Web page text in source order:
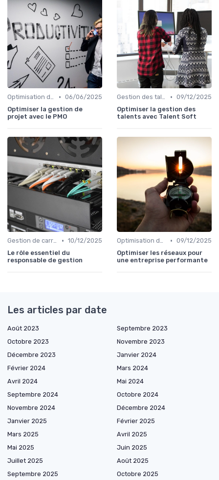
Optimisation des infrastructures IT • 06/06/2025
Optimiser la gestion de
projet avec le PMO
Gestion des talents IT • 09/12/2025
Optimiser la gestion des
talents avec Talent Soft
Gestion de carrière • 10/12/2025
Le rôle essentiel du
responsable de gestion
Optimisation des infrastructures IT • 09/12/2025
Optimiser les réseaux pour
une entreprise performante
Les articles par date
Août 2023
Septembre 2023
Octobre 2023
Novembre 2023
Décembre 2023
Janvier 2024
Février 2024
Mars 2024
Avril 2024
Mai 2024
Septembre 2024
Octobre 2024
Novembre 2024
Décembre 2024
Janvier 2025
Février 2025
Mars 2025
Avril 2025
Mai 2025
Juin 2025
Juillet 2025
Août 2025
Septembre 2025
Octobre 2025